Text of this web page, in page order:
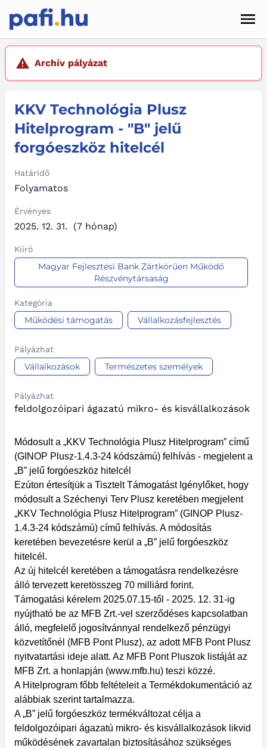
Hírek
Pályázatok
Szolgáltatások
Kapcsolat
Sötét mód
Archív pályázat
KKV Technológia Plusz
Hitelprogram - "B" jelű
forgóeszköz hitelcél
Határidő
Folyamatos
Érvényes
2025. 12. 31. (7 hónap)
Kiíró
Magyar Fejlesztési Bank Zártkörűen Működő
Részvénytársaság
Kategória
Működési támogatás Vállalkozásfejlesztés
Pályázhat
Vállalkozások Természetes személyek
Pályázhat
feldolgozóipari ágazatú mikro- és kisvállalkozások
Módosult a „KKV Technológia Plusz Hitelprogram” című
(GINOP Plusz-1.4.3-24 kódszámú) felhívás - megjelent a
„B” jelű forgóeszköz hitelcél
Ezúton értesítjük a Tisztelt Támogatást Igénylőket, hogy
módosult a Széchenyi Terv Plusz keretében megjelent
„KKV Technológia Plusz Hitelprogram” (GINOP Plusz-
1.4.3-24 kódszámú) című felhívás. A módosítás
keretében bevezetésre kerül a „B” jelű forgóeszköz
hitelcél.
Az új hitelcél keretében a támogatásra rendelkezésre
álló tervezett keretösszeg 70 milliárd forint.
Támogatási kérelem 2025.07.15-től - 2025. 12. 31-ig
nyújtható be az MFB Zrt.-vel szerződéses kapcsolatban
álló, megfelelő jogosítvánnyal rendelkező pénzügyi
közvetítőnél (MFB Pont Plusz), az adott MFB Pont Plusz
nyitvatartási ideje alatt. Az MFB Pont Pluszok listáját az
MFB Zrt. a honlapján (www.mfb.hu) teszi közzé.
A Hitelprogram főbb feltételeit a Termékdokumentáció az
alábbiak szerint tartalmazza.
A „B” jelű forgóeszköz termékváltozat célja a
feldolgozóipari ágazatú mikro- és kisvállalkozások likvid
működésének zavartalan biztosításához szükséges